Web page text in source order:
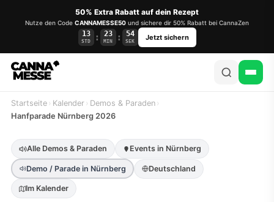
50% Extra Rabatt auf dein Rezept
Nutze den Code CANNAMESSE50 und sichere dir 50% Rabatt bei CannaZen
13
STD : 23
MIN : 53
SEK Jetzt sichern
Startseite › Kalender › Demos & Paraden ›
Hanfparade Nürnberg 2026
Alle Demos & Paraden Events in Nürnberg
Demo / Parade in Nürnberg Deutschland
Im Kalender